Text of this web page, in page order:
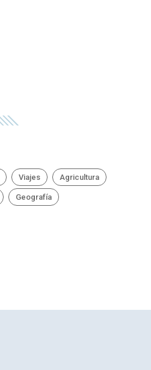
Viajes Agricultura
Geografía